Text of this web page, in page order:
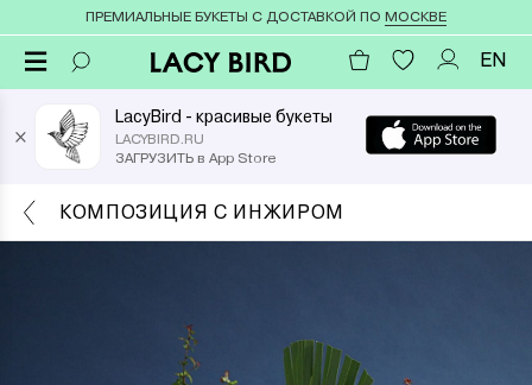
ПРЕМИАЛЬНЫЕ БУКЕТЫ С ДОСТАВКОЙ ПО МОСКВЕ
EN
×
LacyBird - красивые букеты
LACYBIRD.RU
ЗАГРУЗИТЬ в App Store
КОМПОЗИЦИЯ С ИНЖИРОМ